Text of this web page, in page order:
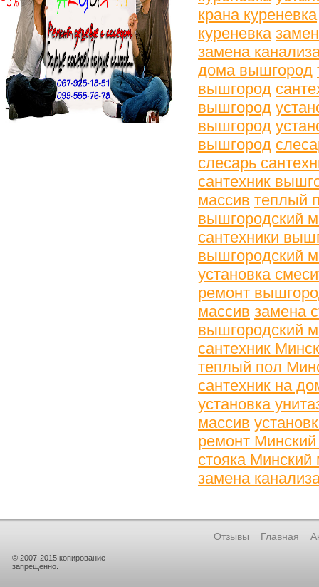
крана куреневка
куреневка
замена
дома вышгород
вышгород
вышгород
вышгород
вышгород
слесарь
сантехник
массив теплый
вышгородский
сантехники
вышгородский
установка
ремонт
массив замена
вышгородский
сантехник
теплый пол
сантехник на
установка
массив
ремонт
стояка Минский
замена
© 2007-2015 копирование
запрещенно.
Отзывы Главная